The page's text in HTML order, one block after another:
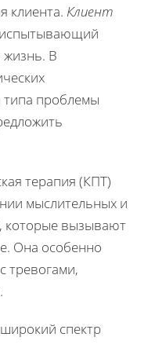
клиента. Клиент
испытывающий
В
типа проблемы
терапия (КПТ)
мыслительных и
которые вызывают
Она особенно
тревогами,
спектр